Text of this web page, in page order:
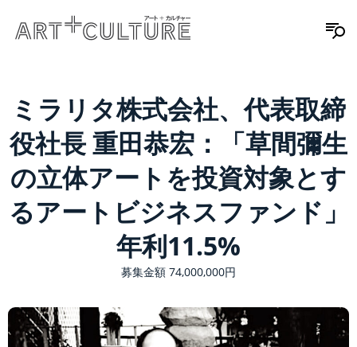
ミラリタ株式会社、代表取締
役社長 重田恭宏：「草間彌生
の立体アートを投資対象とす
るアートビジネスファンド」
年利11.5%
募集金額 74,000,000円